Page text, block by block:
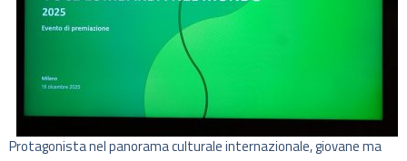
Protagonista nel panorama culturale internazionale, giovane ma